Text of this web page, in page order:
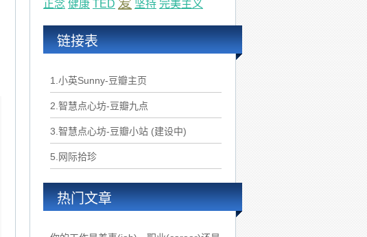
正念 健康 TED 坚持 完美主义
链接表
1.小英Sunny-豆瓣主页
2.智慧点心坊-豆瓣九点
3.智慧点心坊-豆瓣小站 (建设中)
5.网际拾珍
热门文章